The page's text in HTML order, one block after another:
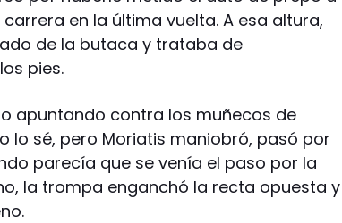
en la última vuelta. A esa altura,
de la butaca y trataba de
pies.
apuntando contra los muñecos de
lo sé, pero Moriatis maniobró, pasó por
parecía que se venía el paso por la
la trompa enganchó la recta opuesta y